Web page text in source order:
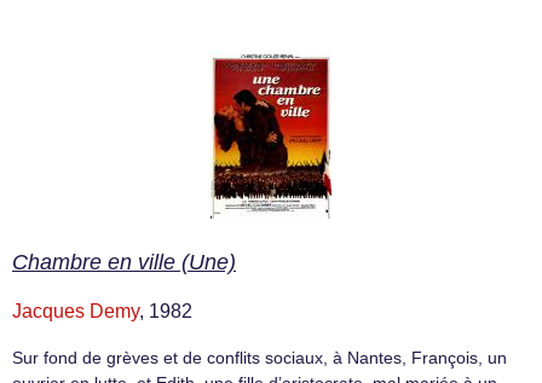
Chambre en ville (Une)
Jacques Demy, 1982
Sur fond de grèves et de conflits sociaux, à Nantes, François, un